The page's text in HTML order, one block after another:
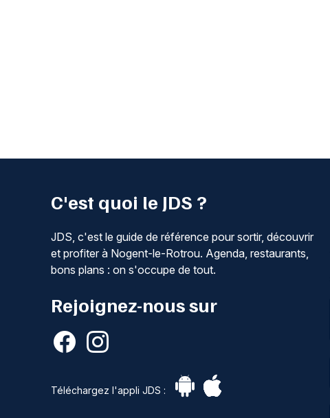
C'est quoi le JDS ?
JDS, c'est le guide de référence pour sortir, découvrir
et profiter à Nogent-le-Rotrou. Agenda, restaurants,
bons plans : on s'occupe de tout.
Rejoignez-nous sur
Téléchargez l'appli JDS :